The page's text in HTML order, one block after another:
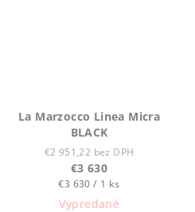
La Marzocco Linea Micra
BLACK
€2 951,22 bez DPH
€3 630
Jednotková
cena:
€3 630 / 1 ks
Vypredané